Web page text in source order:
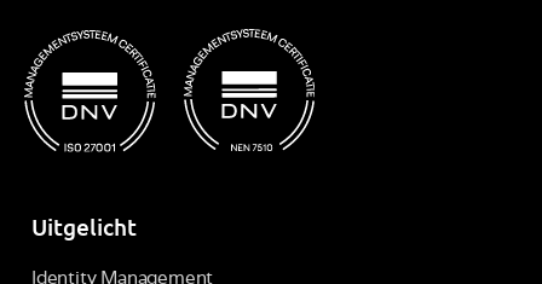
Uitgelicht
Identity Management